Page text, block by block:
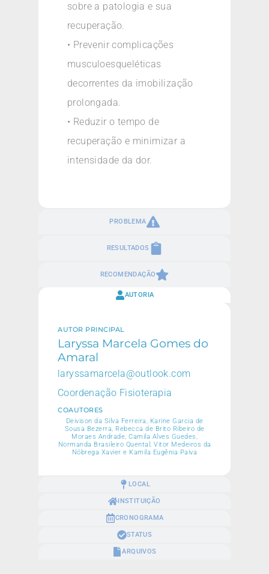
PROBLEMA
RESULTADOS
RECOMENDAÇÃO
sobre a patologia e sua
recuperação.
• Prevenir complicações
musculoesqueléticas
decorrentes da imobilização
prolongada.
• Reduzir o tempo de
recuperação e minimizar a
intensidade da dor.
AUTORIA
LOCAL
INSTITUIÇÃO
CRONOGRAMA
STATUS
ARQUIVOS
AUTOR PRINCIPAL
Laryssa Marcela Gomes do
Amaral
laryssamarcela@outlook.com
Coordenação Fisioterapia
COAUTORES
Deivison da Silva Ferreira, Karine Garcia de
Sousa Bezerra, Rebecca de Brito Ribeiro de
Moraes Andrade, Camila Alves Guedes,
Normanda Brasileiro Quental, Vitor Medeiros da
Nóbrega Xavier e Kamila Eugênia Paiva